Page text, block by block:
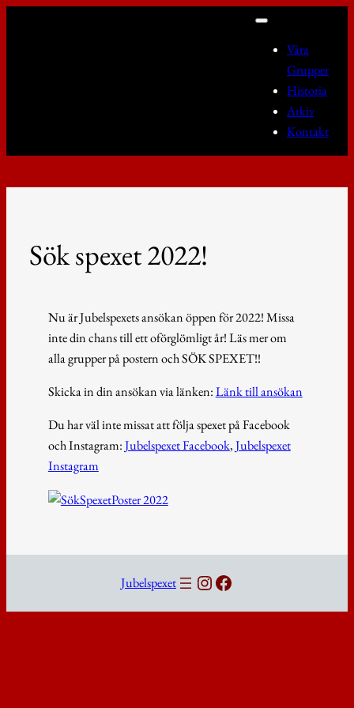
Våra
Grupper
Historia
Arkiv
Kontakt
Sök spexet 2022!
Nu är Jubelspexets ansökan öppen för 2022! Missa
inte din chans till ett oförglömligt år! Läs mer om
alla grupper på postern och SÖK SPEXET!!
Skicka in din ansökan via länken:Länk till ansökan
Du har väl inte missat att följa spexet på Facebook
och Instagram:Jubelspexet Facebook,Jubelspexet
Instagram
Jubelspexet Instagram
Facebook